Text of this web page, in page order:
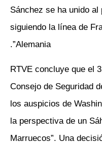
Sánchez se ha unido
siguiendo la línea de
Alemania”.
RTVE concluye que el
Consejo de Seguridad
los auspicios de
la perspectiva de un
Marruecos”. Una